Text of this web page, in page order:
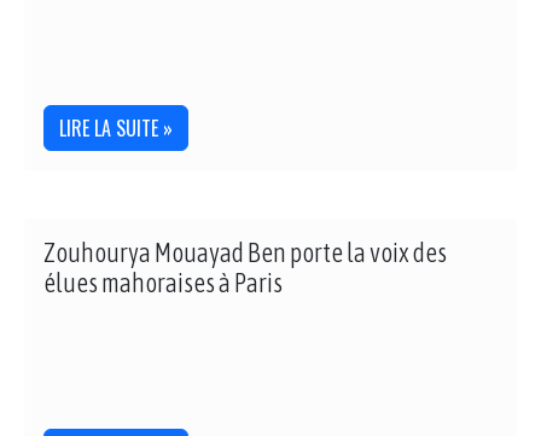
LIRE LA SUITE »
Zouhourya Mouayad Ben porte la voix des
élues mahoraises à Paris